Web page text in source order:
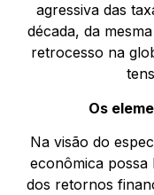
agressiva das
década, da
retrocesso na
Os
Na visão do
econômica possa
dos retornos